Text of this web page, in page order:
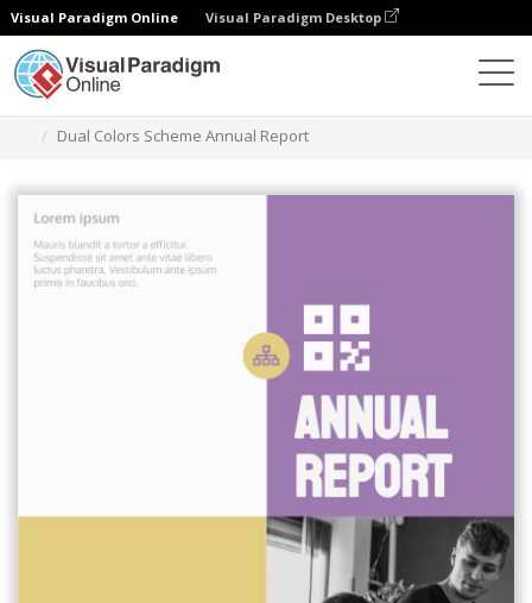
Visual Paradigm Online Visual Paradigm Desktop
Dual Colors Scheme Annual Report